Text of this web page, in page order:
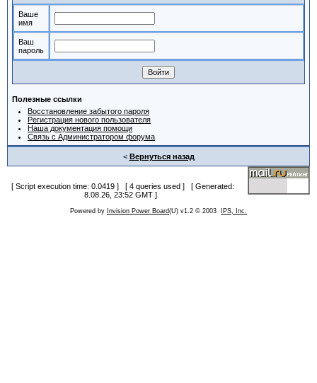
Ваше
имя
Ваш
пароль
Полезные ссылки
Восстановление забытого пароля
Регистрация нового пользователя
Наша документация помощи
Связь с Администратором форума
< Вернуться назад
[ Script execution time: 0.0419 ] [ 4 queries used ] [ Generated:
8.08.26, 23:52 GMT ]
Powered by Invision Power Board(U) v1.2 © 2003 IPS, Inc.